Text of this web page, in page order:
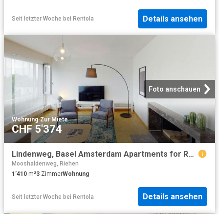
Seit letzter Woche bei Rentola Details ansehen
Foto anschauen
Wohnung·Zur Miete
CHF 5'374
Lindenweg, Basel Amsterdam Apartments for Rent
Mooshaldenweg, Riehen
1’410 m²3 ZimmerWohnung
Seit letzter Woche bei Rentola Details ansehen